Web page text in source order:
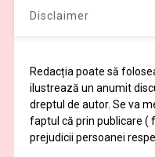
Disclaimer
Redacția poate să
ilustrează un anumit
dreptul de autor. Se va
faptul că prin publicare (
prejudicii persoanei